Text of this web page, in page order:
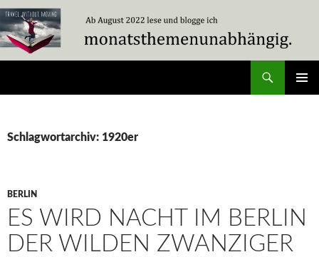
Zum
Inhalt
springen
Schlagwortarchiv: 1920er
BERLIN
ES WIRD NACHT IM BERLIN
DER WILDEN ZWANZIGER